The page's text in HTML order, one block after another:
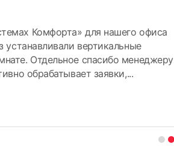
Комфорта» для нашего офиса
вертикальные
Отдельное спасибо менеджеру
обрабатывает заявки,...